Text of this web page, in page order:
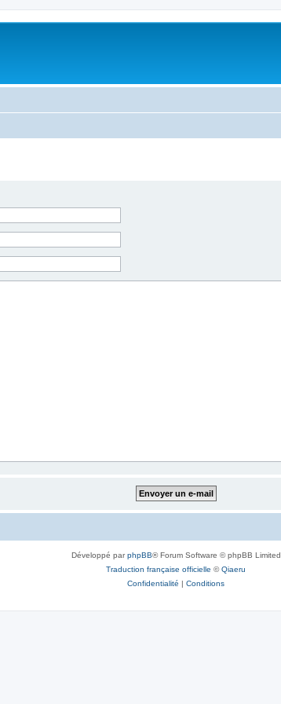
Développé parphpBB® Forum Software © phpBB Limited
Traduction française officielle ©Qiaeru
Confidentialité | Conditions